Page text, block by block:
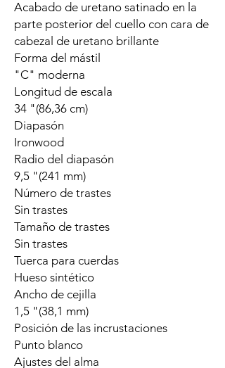
Acabado de uretano satinado en la
parte posterior del cuello con cara de
cabezal de uretano brillante
Forma del mástil
"C" moderna
Longitud de escala
34 "(86,36 cm)
Diapasón
Ironwood
Radio del diapasón
9,5 "(241 mm)
Número de trastes
Sin trastes
Tamaño de trastes
Sin trastes
Tuerca para cuerdas
Hueso sintético
Ancho de cejilla
1,5 "(38,1 mm)
Posición de las incrustaciones
Punto blanco
Ajustes del alma